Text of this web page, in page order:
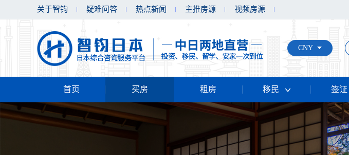
关于智钧 疑难问答 热点新闻 主推房源 视频房源
CNY
首页 买房 租房 移民 签证